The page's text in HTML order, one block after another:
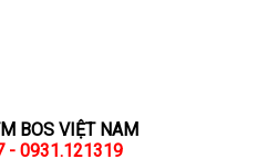
BOS VIỆT NAM
- 0931.121319